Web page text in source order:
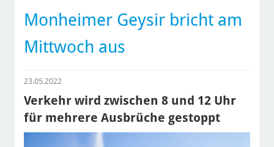
Monheimer Geysir bricht am
Mittwoch aus
23.05.2022
Verkehr wird zwischen 8 und 12 Uhr
für mehrere Ausbrüche gestoppt